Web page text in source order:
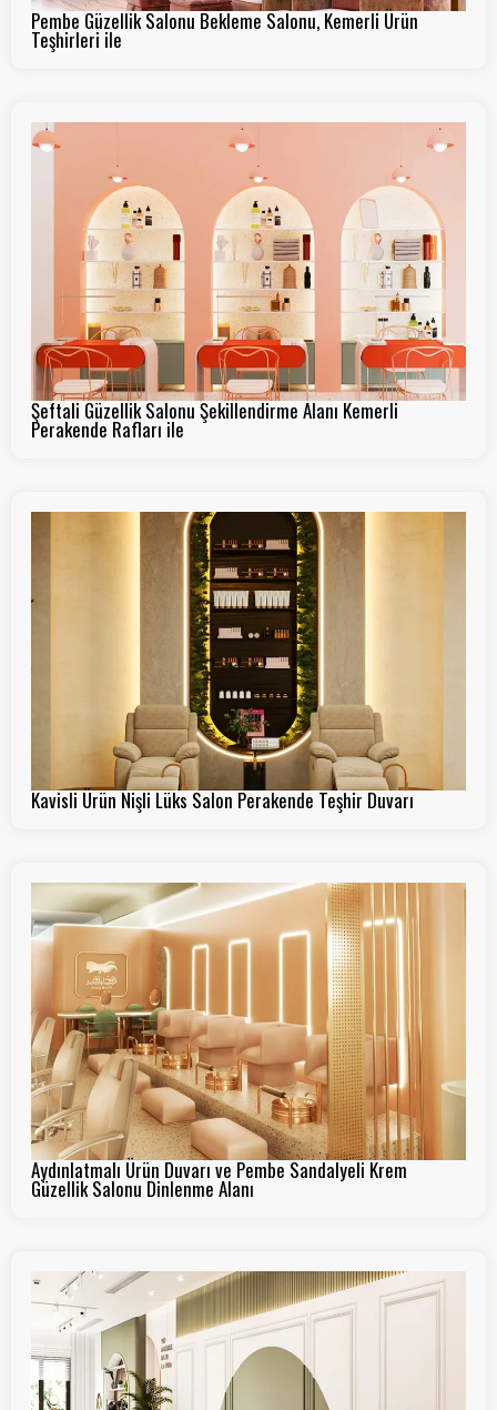
Pembe Güzellik Salonu Bekleme Salonu, Kemerli Ürün
Teşhirleri ile
Şeftali Güzellik Salonu Şekillendirme Alanı Kemerli
Perakende Rafları ile
Kavisli Ürün Nişli Lüks Salon Perakende Teşhir Duvarı
Aydınlatmalı Ürün Duvarı ve Pembe Sandalyeli Krem
Güzellik Salonu Dinlenme Alanı